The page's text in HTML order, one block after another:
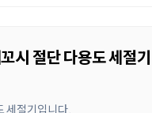
시 절단 다용도 세절
세절기입니다.